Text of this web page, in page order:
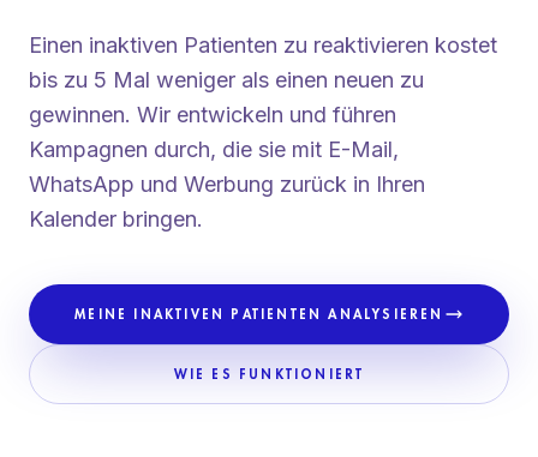
Einen inaktiven Patienten zu reaktivieren kostet
bis zu 5 Mal weniger als einen neuen zu
gewinnen. Wir entwickeln und führen
Kampagnen durch, die sie mit E-Mail,
WhatsApp und Werbung zurück in Ihren
Kalender bringen.
MEINE INAKTIVEN PATIENTEN ANALYSIEREN
WIE ES FUNKTIONIERT